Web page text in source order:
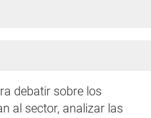
debatir sobre los
al sector, analizar las